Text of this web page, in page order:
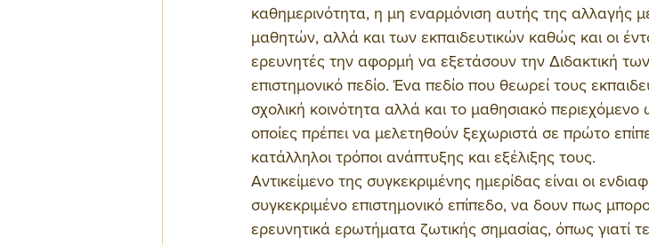
καθημερινότητα, η μη εναρμόνιση αυτής της αλλαγής
μαθητών, αλλά και των εκπαιδευτικών καθώς και οι
ερευνητές την αφορμή να εξετάσουν την Διδακτική
επιστημονικό πεδίο. Ένα πεδίο που θεωρεί τους
σχολική κοινότητα αλλά και το μαθησιακό
οποίες πρέπει να μελετηθούν ξεχωριστά σε πρώτο
κατάλληλοι τρόποι ανάπτυξης και εξέλιξης τους.
Αντικείμενο της συγκεκριμένης ημερίδας είναι οι
συγκεκριμένο επιστημονικό επίπεδο, να δουν πως
ερευνητικά ερωτήματα ζωτικής σημασίας, όπως γιατί